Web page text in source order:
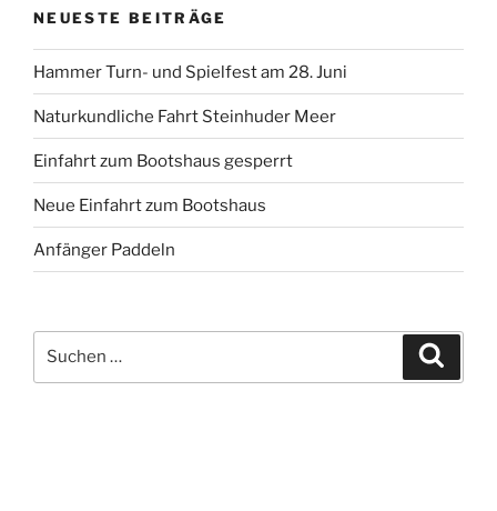
NEUESTE BEITRÄGE
Hammer Turn- und Spielfest am 28. Juni
Naturkundliche Fahrt Steinhuder Meer
Einfahrt zum Bootshaus gesperrt
Neue Einfahrt zum Bootshaus
Anfänger Paddeln
nach: